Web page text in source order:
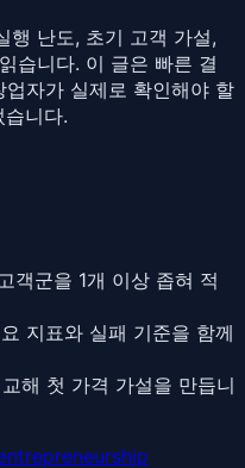
행 난도, 초기 고객 가설,
습니다. 이 글은 빠른 결
자가 실제로 확인해야 할
니다.
객군을 1개 이상 좁혀 적
지표와 실패 기준을 함께
해 첫 가격 가설을 만듭니